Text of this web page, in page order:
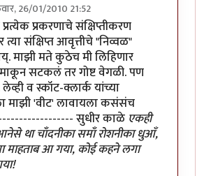
26/01/2010 21:52
आहेbyश्रावण मोडक
प्रकरणाचे संक्षिप्तीकरण
संक्षिप्त आवृत्तीचे "निव्वळ"
माझी मते कुठेच मी लिहिणार
सटकलं तर गोष्ट वेगळी. पण
व स्कॉट-क्लार्क यांच्या
माझी 'वीट' लावायला कसंसंच
सुधीर काळे एकही
था चाँदनीका समाँ रोशनीका धुआँ,
माहताब आ गया, कोई कहने लगा